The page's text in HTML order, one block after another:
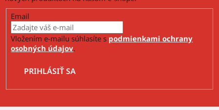
Email
Vložením e-mailu súhlasíte s podmienkami ochrany
osobných údajov.
PRIHLÁSIŤ SA